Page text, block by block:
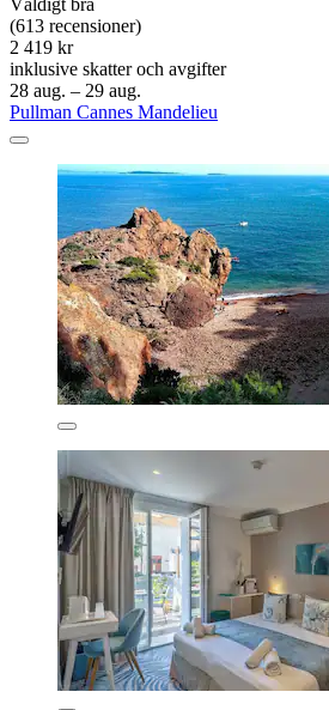
(613 recensioner)
2 419 kr
inklusive skatter och avgifter
28 aug. – 29 aug.
Pullman Cannes Mandelieu